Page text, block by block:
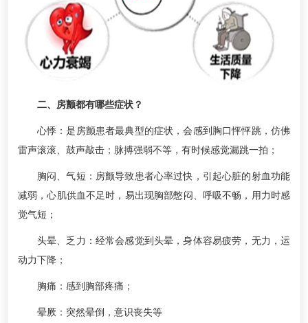
二、房颤都有哪些症状？
心悸：是房颤患者最典型的症状，会感到胸口怦怦跳，仿佛
雷声滚滚、鼓声敲击；脉搏强弱不等，有时候感觉漏跳一拍；
胸闷、气短：房颤导致患者心率过快，引起心脏的射血功能
减弱，心肌供血不足时，易出现胸部憋闷、呼吸不畅，用力时感
觉气短；
头晕、乏力：经常会感觉到头晕，身体容易疲劳，无力，运
动力下降；
胸痛：感到胸部疼痛；
晕厥：突然晕倒，意识丧失等